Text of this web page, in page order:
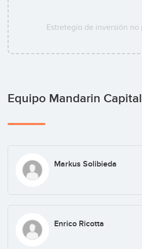
Estretegía de inversión no
Equipo Mandarin
Markus Solibieda
Enrico Ricotta